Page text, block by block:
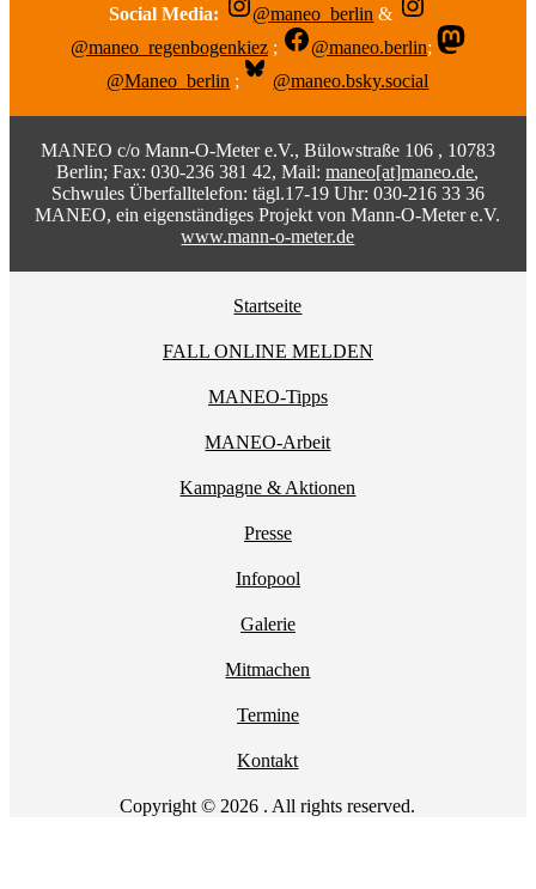
Social Media: @maneo_berlin &
@maneo_regenbogenkiez ; @maneo.berlin;
@Maneo_berlin ; @maneo.bsky.social
MANEO c/o Mann-O-Meter e.V., Bülowstraße 106 , 10783
Berlin; Fax: 030-236 381 42, Mail:maneo[at]maneo.de,
Schwules Überfalltelefon: tägl.17-19 Uhr: 030-216 33 36
MANEO, ein eigenständiges Projekt von Mann-O-Meter e.V.
www.mann-o-meter.de
Startseite
FALL ONLINE MELDEN
MANEO-Tipps
MANEO-Arbeit
Kampagne & Aktionen
Presse
Infopool
Galerie
Mitmachen
Termine
Kontakt
Copyright © 2026 . All rights reserved.